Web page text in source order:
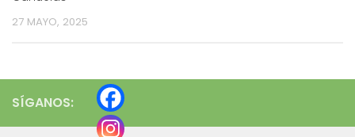
27 MAYO, 2025
SÍGANOS: